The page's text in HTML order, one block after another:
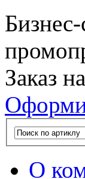
Заказ на
О